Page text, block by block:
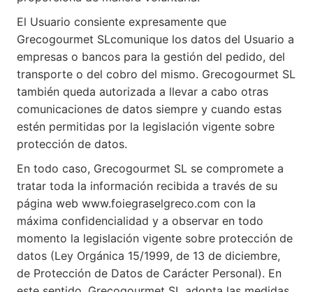
El Usuario consiente expresamente que
Grecogourmet SLcomunique los datos del Usuario a
empresas o bancos para la gestión del pedido, del
transporte o del cobro del mismo. Grecogourmet SL
también queda autorizada a llevar a cabo otras
comunicaciones de datos siempre y cuando estas
estén permitidas por la legislación vigente sobre
protección de datos.
En todo caso, Grecogourmet SL se compromete a
tratar toda la información recibida a través de su
página web www.foiegraselgreco.com con la
máxima confidencialidad y a observar en todo
momento la legislación vigente sobre protección de
datos (Ley Orgánica 15/1999, de 13 de diciembre,
de Protección de Datos de Carácter Personal). En